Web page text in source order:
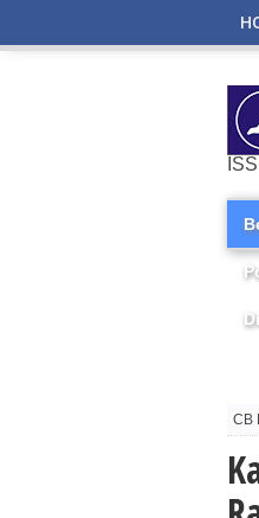
CB